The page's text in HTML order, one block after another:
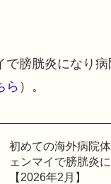
で膀胱炎になり病
ら ）。
初めての海外病院
ェンマイで膀胱炎
【2026年2月】